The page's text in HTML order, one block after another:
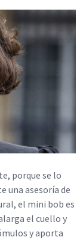
porque se lo
una asesoría de
el mini bob es
el cuello y
y aporta